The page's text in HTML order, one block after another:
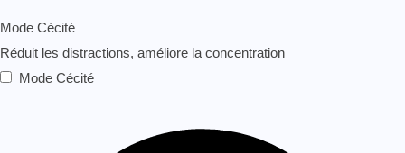
Mode Cécité
Réduit les distractions, améliore la concentration
Mode Cécité